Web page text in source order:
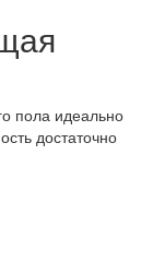
пола идеально
достаточно